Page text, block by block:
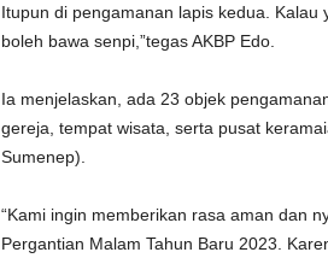
Itupun di pengamanan lapis kedua.
boleh bawa senpi,”tegas AKBP Edo.
Ia menjelaskan, ada 23 objek
gereja, tempat wisata, serta pusat
Sumenep).
“Kami ingin memberikan rasa aman dan
Pergantian Malam Tahun Baru 2023.